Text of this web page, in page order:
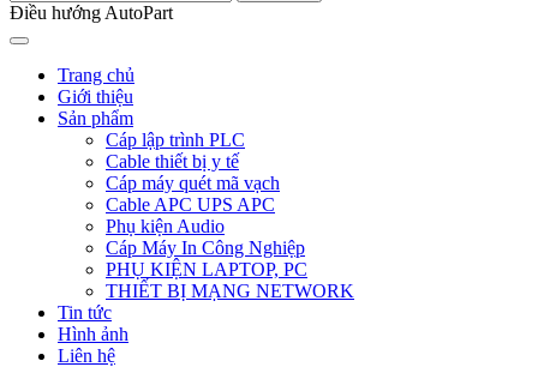
Điều hướng AutoPart
Trang chủ
Giới thiệu
Sản phẩm
Cáp lập trình PLC
Cable thiết bị y tế
Cáp máy quét mã vạch
Cable APC UPS APC
Phụ kiện Audio
Cáp Máy In Công Nghiệp
PHỤ KIỆN LAPTOP, PC
THIẾT BỊ MẠNG NETWORK
Tin tức
Hình ảnh
Liên hệ